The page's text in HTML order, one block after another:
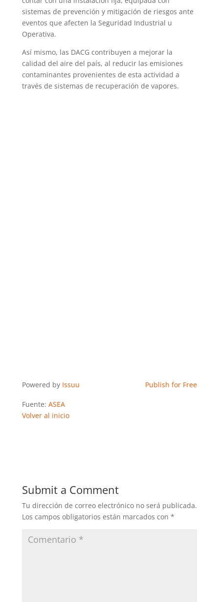
sistemas de prevención y mitigación de riesgos ante
eventos que afecten la Seguridad Industrial u
Operativa.
Así mismo, las DACG contribuyen a mejorar la
calidad del aire del país, al reducir las emisiones
contaminantes provenientes de esta actividad a
través de sistemas de recuperación de vapores.
Powered by Issuu Publish for Free
Fuente: ASEA
Volver al inicio
Submit a Comment
Tu dirección de correo electrónico no será publicada.
Los campos obligatorios están marcados con *